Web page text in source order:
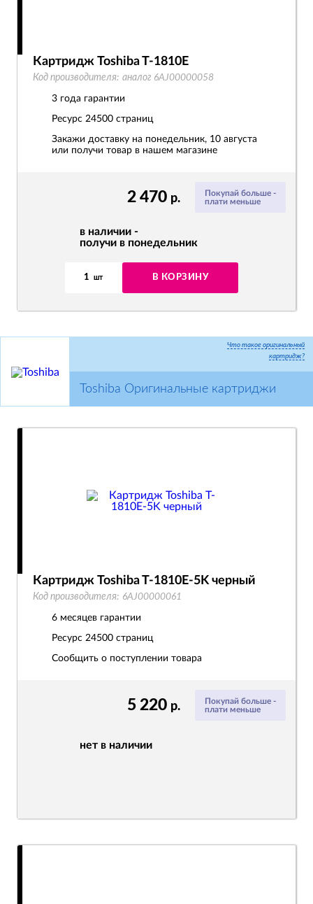
Покупай больше -
плати меньше
2 470 р.
в наличии -
получи в понедельник
1 шт В КОРЗИНУ
Картридж Toshiba T-1810E
Код производителя: аналог 6AJ00000058
3 года гарантии
Ресурс 24500 страниц
Закажи доставку на понедельник, 10 августа
или получи товар в нашем магазине
Что такое оригинальный
картридж?
Toshiba Оригинальные картриджи
Покупай больше -
плати меньше
5 220 р.
нет в наличии
Картридж Toshiba T-1810E-5K черный
Код производителя: 6AJ00000061
6 месяцев гарантии
Ресурс 24500 страниц
Сообщить о поступлении товара